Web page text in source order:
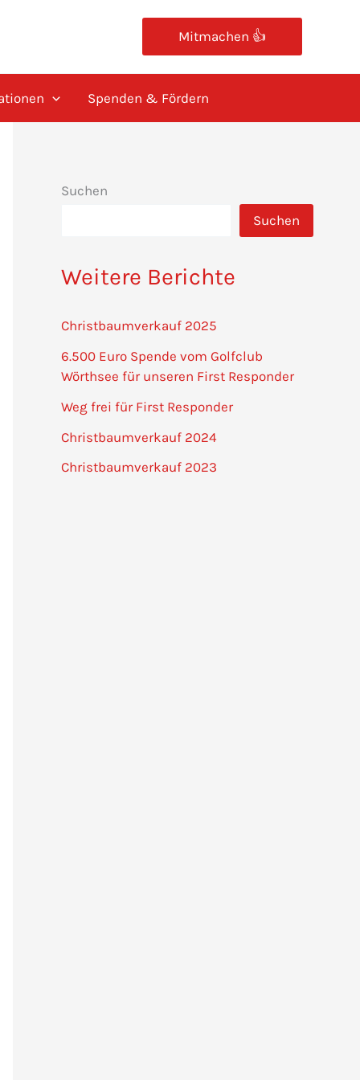
Mitmachen 👍
Spenden & Fördern
Suchen
Suchen
Weitere Berichte
Christbaumverkauf 2025
6.500 Euro Spende vom Golfclub
Wörthsee für unseren First Responder
Weg frei für First Responder
Christbaumverkauf 2024
Christbaumverkauf 2023